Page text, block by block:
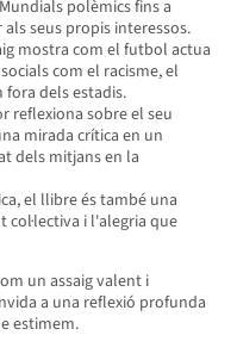
polèmics fins a
seus propis interessos.
mostra com el futbol actua
com el racisme, el
dels estadis.
reflexiona sobre el seu
mirada crítica en un
dels mitjans en la
el llibre és també una
i l'alegria que
un assaig valent i
a una reflexió profunda
estimem.